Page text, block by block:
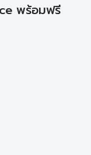
พร้อมฟรี